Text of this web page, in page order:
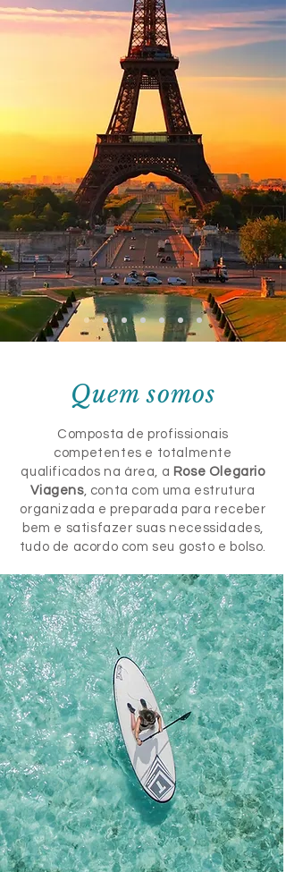
Quem somos
Composta de profissionais
competentes e totalmente
qualificados na área, a Rose Olegario
Viagens, conta com uma estrutura
organizada e preparada para receber
bem e satisfazer suas necessidades,
tudo de acordo com seu gosto e bolso.